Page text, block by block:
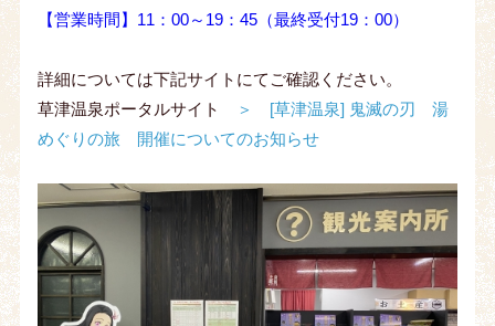
【営業時間】11：00～19：45（最終受付19：00）
詳細については下記サイトにてご確認ください。
草津温泉ポータルサイト
＞ [草津温泉] 鬼滅の刃 湯
めぐりの旅 開催についてのお知らせ